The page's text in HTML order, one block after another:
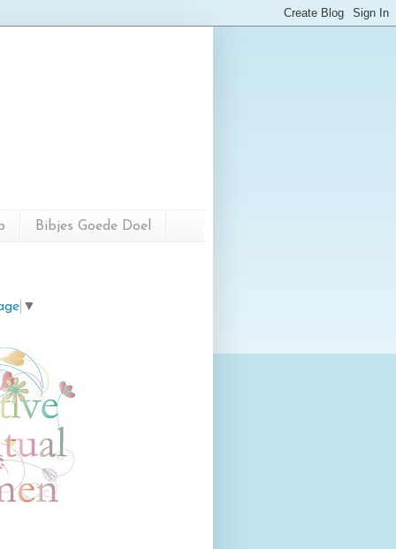
Bibjes Goede Doel
▼